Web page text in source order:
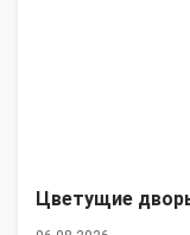
Цветущие